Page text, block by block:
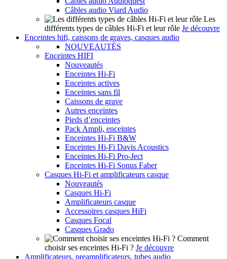
Câbles audio Viard Audio
Les
différents types de câbles Hi-Fi et leur rôle Je découvre
Enceintes hifi, caissons de graves, casques audio
NOUVEAUTÉS
Enceintes HIFI
Nouveautés
Enceintes Hi-Fi
Enceintes actives
Enceintes sans fil
Caissons de grave
Autres enceintes
Pieds d’enceintes
Pack Ampli, enceintes
Enceintes Hi-Fi B&W
Enceintes Hi-Fi Davis Acoustics
Enceintes Hi-Fi Pro-Ject
Enceintes Hi-Fi Sonus Faber
Casques Hi-Fi et amplificateurs casque
Nouveautés
Casques Hi-Fi
Amplificateurs casque
Accessoires casques HiFi
Casques Focal
Casques Grado
Comment
choisir ses enceintes Hi-Fi ? Je découvre
Amplificateurs, preamplificateurs, tubes audio